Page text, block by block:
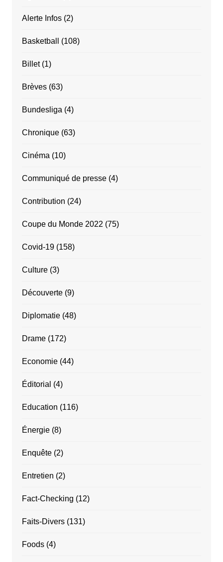
Alerte Infos(2)
Basketball (108)
Billet(1)
Brèves(63)
Bundesliga (4)
Chronique(63)
Cinéma (10)
Communiqué de presse(4)
Contribution (24)
Coupe du Monde 2022 (75)
Covid-19(158)
Culture(3)
Découverte(9)
Diplomatie(48)
Drame(172)
Economie(44)
Éditorial (4)
Education (116)
Énergie(8)
Enquête(2)
Entretien (2)
Fact-Checking (12)
Faits-Divers(131)
Foods(4)